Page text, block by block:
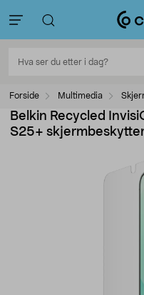
Forside Multimedia
Belkin Recycled
S25+